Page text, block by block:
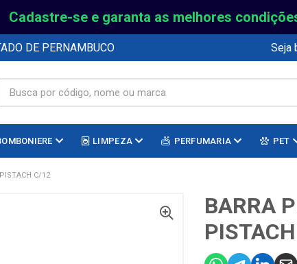
Cadastre-se e garanta as melhores
DE PERNAMBUCO Seja
LIMPEZA PERFUMARIA PET
C/12
BARRA